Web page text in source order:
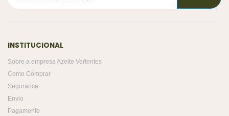
INSTITUCIONAL
Sobre a empresa Azeite Vertentes
Como Comprar
Seguranca
Envio
Pagamento